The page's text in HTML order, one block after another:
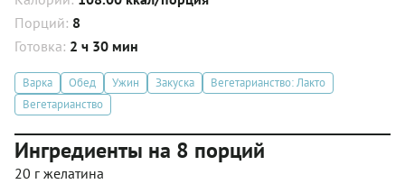
Порций: 8
Готовка: 2 ч 30 мин
Варка Обед Ужин Закуска
Вегетарианство: Лакто
Вегетарианство
Ингредиенты на 8 порций
20 г желатина